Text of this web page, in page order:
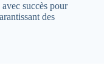
succès pour
des